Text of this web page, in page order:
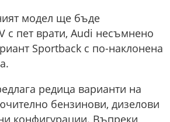
модел ще бъде
с пет врати, Audi несъмнено
Sportback с по-наклонена
редица варианти на
бензинови, дизелови
конфигурации. Въпреки